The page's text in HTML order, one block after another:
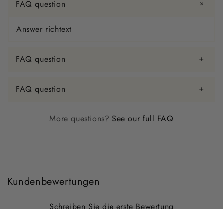
FAQ question
Answer richtext
FAQ question
FAQ question
More questions? See our full FAQ
Kundenbewertungen
Schreiben Sie die erste Bewertung